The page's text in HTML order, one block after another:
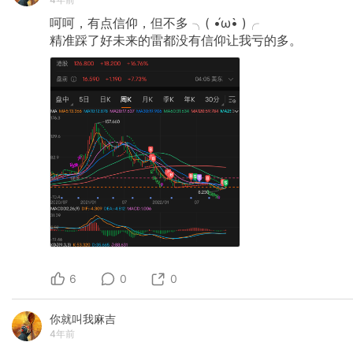
呵呵，有点信仰，但不多 ╮( •́ω•̀ )╭
精准踩了好未来的雷都没有信仰让我亏的多。
6 0 0
你就叫我麻吉
4年前